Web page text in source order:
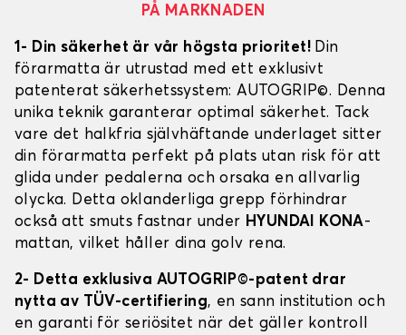
PÅ MARKNADEN
1- Din säkerhet är vår högsta prioritet! Din
förarmatta är utrustad med ett exklusivt
patenterat säkerhetssystem: AUTOGRIP©. Denna
unika teknik garanterar optimal säkerhet. Tack
vare det halkfria självhäftande underlaget sitter
din förarmatta perfekt på plats utan risk för att
glida under pedalerna och orsaka en allvarlig
olycka. Detta oklanderliga grepp förhindrar
också att smuts fastnar under HYUNDAI KONA-
mattan, vilket håller dina golv rena.
2- Detta exklusiva AUTOGRIP©-patent drar
nytta av TÜV-certifiering, en sann institution och
en garanti för seriösitet när det gäller kontroll